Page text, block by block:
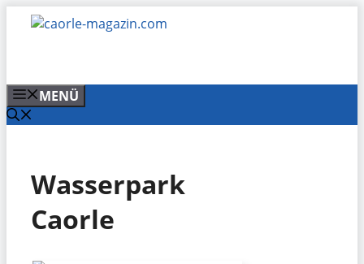
Zum
Inhalt
MENÜ
Wasserpark
Caorle